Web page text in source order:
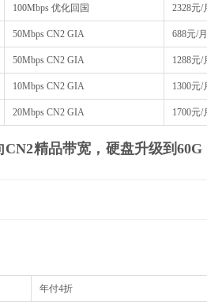
100Mbps 优化回国 2328元/
50Mbps CN2 GIA 688元/月
50Mbps CN2 GIA 1288元/
10Mbps CN2 GIA 1300元/
20Mbps CN2 GIA 1700元/
精品带宽，硬盘升级到
年付4折